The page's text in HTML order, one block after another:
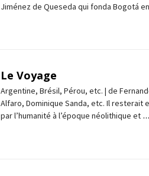
Jiménez de Queseda qui fonda Bogotá
Le Voyage
Argentine, Brésil, Pérou, etc. | de
Alfaro, Dominique Sanda, etc. Il resterait
par l’humanité à l’époque néolithique et …